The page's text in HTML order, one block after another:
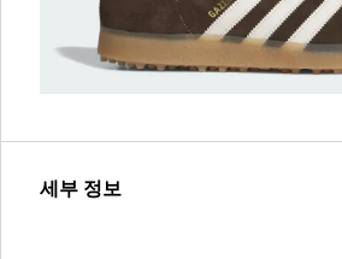
세부 정보